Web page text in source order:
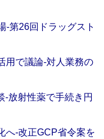
‐第26回ドラッグスト
用で議論‐対人業務の
‐放射性薬で手続き円
へ‐改正GCP省令案を